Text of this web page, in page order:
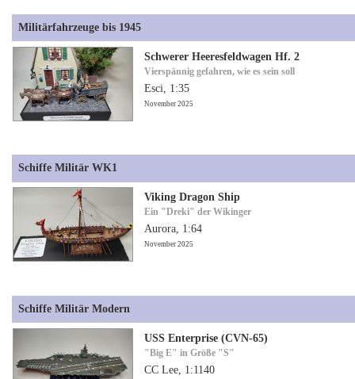
Militärfahrzeuge bis 1945
Schwerer Heeresfeldwagen Hf. 2
Vierspännig gefahren, wie es sein soll
Esci, 1:35
November 2025
Schiffe Militär WK1
Viking Dragon Ship
Ein "Dreki" der Wikinger
Aurora, 1:64
November 2025
Schiffe Militär Modern
USS Enterprise (CVN-65)
"Big E" in Größe "S"
CC Lee, 1:1140